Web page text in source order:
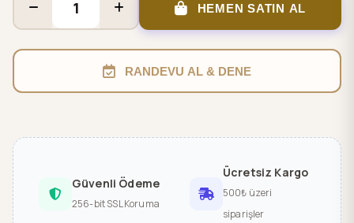
HEMEN SATIN AL
RANDEVU AL & DENE
Güvenli Ödeme
256-bit SSL Koruma
Ücretsiz Kargo
500₺ üzeri
siparişler